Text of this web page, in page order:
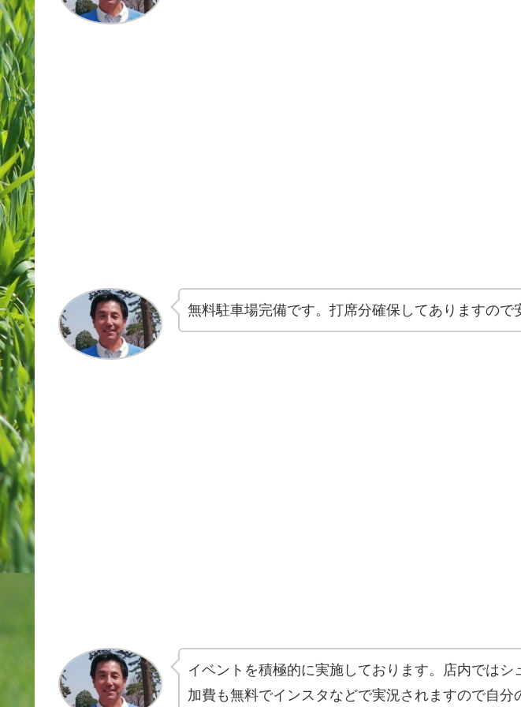
無料駐車場完備です。打席分確保してありますので
イベントを積極的に実施しております。店内では
加費も無料でインスタなどで実況されますので自分